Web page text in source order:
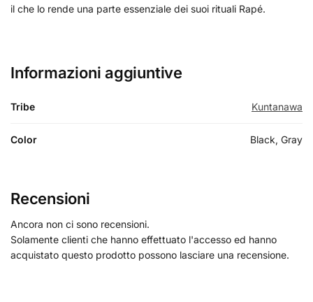
il che lo rende una parte essenziale dei suoi rituali Rapé.
Informazioni aggiuntive
Tribe Kuntanawa
Color Black, Gray
Recensioni
Ancora non ci sono recensioni.
Solamente clienti che hanno effettuato l'accesso ed hanno
acquistato questo prodotto possono lasciare una recensione.